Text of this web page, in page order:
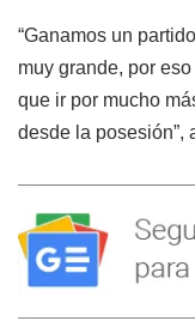
“Ganamos un
muy grande, por
que ir por mucho
desde la posesión”,